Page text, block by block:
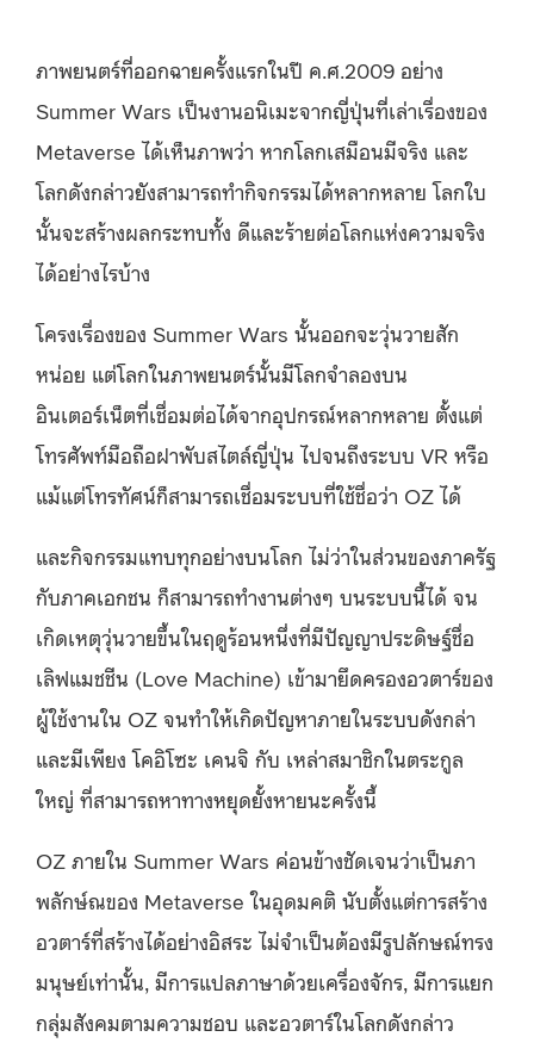
ภาพยนตร์ที่ออกฉายครั้งแรกในปี ค.ศ.2009 อย่าง
Summer Wars เป็นงานอนิเมะจากญี่ปุ่นที่เล่าเรื่องของ
Metaverse ได้เห็นภาพว่า หากโลกเสมือนมีจริง และ
โลกดังกล่าวยังสามารถทำกิจกรรมได้หลากหลาย โลกใบ
นั้นจะสร้างผลกระทบทั้ง ดีและร้ายต่อโลกแห่งความจริง
ได้อย่างไรบ้าง
โครงเรื่องของ Summer Wars นั้นออกจะวุ่นวายสัก
หน่อย แต่โลกในภาพยนตร์นั้นมีโลกจำลองบน
อินเตอร์เน็ตที่เชื่อมต่อได้จากอุปกรณ์หลากหลาย ตั้งแต่
โทรศัพท์มือถือฝาพับสไตล์ญี่ปุ่น ไปจนถึงระบบ VR หรือ
แม้แต่โทรทัศน์ก็สามารถเชื่อมระบบที่ใช้ชื่อว่า OZ ได้
และกิจกรรมแทบทุกอย่างบนโลก ไม่ว่าในส่วนของภาครัฐ
กับภาคเอกชน ก็สามารถทำงานต่างๆ บนระบบนี้ได้ จน
เกิดเหตุวุ่นวายขึ้นในฤดูร้อนหนึ่งที่มีปัญญาประดิษฐ์ชื่อ
เลิฟแมชชีน (Love Machine) เข้ามายึดครองอวตาร์ของ
ผู้ใช้งานใน OZ จนทำให้เกิดปัญหาภายในระบบดังกล่า
และมีเพียง โคอิโซะ เคนจิ กับ เหล่าสมาชิกในตระกูล
ใหญ่ ที่สามารถหาทางหยุดยั้งหายนะครั้งนี้
OZ ภายใน Summer Wars ค่อนข้างชัดเจนว่าเป็นภา
พลักษ์ณของ Metaverse ในอุดมคติ นับตั้งแต่การสร้าง
อวตาร์ที่สร้างได้อย่างอิสระ ไม่จำเป็นต้องมีรูปลักษณ์ทรง
มนุษย์เท่านั้น, มีการแปลภาษาด้วยเครื่องจักร, มีการแยก
กลุ่มสังคมตามความชอบ และอวตาร์ในโลกดังกล่าว